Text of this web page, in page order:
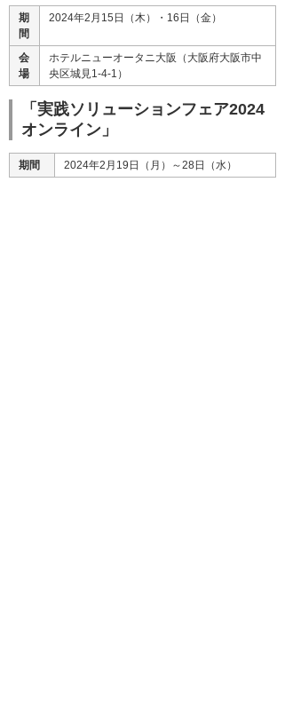
期
間
2024年2月15日（木）・16日（金）
会
場
ホテルニューオータニ大阪（大阪府大阪市中
央区城見1-4-1）
「実践ソリューションフェア2024
オンライン」
期間
2024年2月19日（月）～28日（水）